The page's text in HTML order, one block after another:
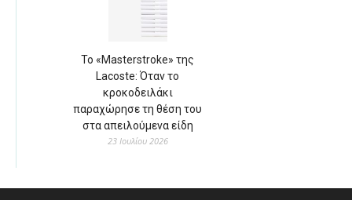
Το «Masterstroke» της
Lacoste: Όταν το
κροκοδειλάκι
παραχώρησε τη θέση του
στα απειλούμενα είδη
23 Ιουλίου 2026